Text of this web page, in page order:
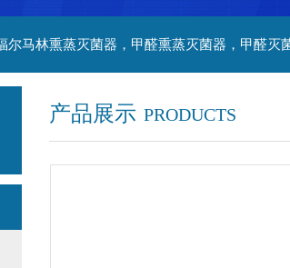
产品展示 PRODUCTS